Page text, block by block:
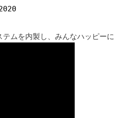
テムを内製し、みんなハッピーに